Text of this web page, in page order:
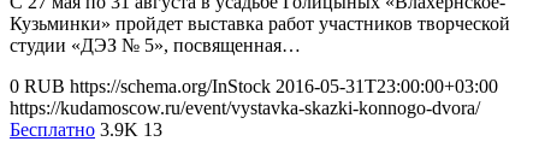
Кузьминки» пройдет выставка работ участников творческой
студии «ДЭЗ № 5», посвященная…
0 RUB https://schema.org/InStock 2016-05-31T23:00:00+03:00
https://kudamoscow.ru/event/vystavka-skazki-konnogo-dvora/
Бесплатно 3.9K 13